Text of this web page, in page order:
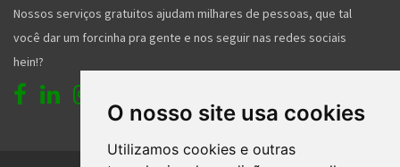
O nosso site usa cookies
Utilizamos cookies e outras
Nossos serviços gratuitos ajudam milhares de pessoas, que tal
você dar um forcinha pra gente e nos seguir nas redes sociais
hein!?